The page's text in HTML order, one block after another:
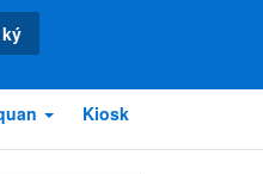
Kiosk